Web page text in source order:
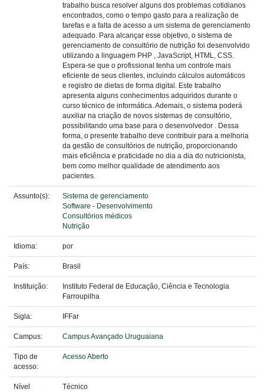
trabalho busca resolver alguns dos problemas cotidianos
encontrados, como o tempo gasto para a realização de
tarefas e a falta de acesso a um sistema de gerenciamento
adequado. Para alcançar esse objetivo, o sistema de
gerenciamento de consultório de nutrição foi desenvolvido
utilizando a linguagem PHP , JavaScript, HTML, CSS.
Espera-se que o profissional tenha um controle mais
eficiente de seus clientes, incluindo cálculos automáticos
e registro de dietas de forma digital. Este trabalho
apresenta alguns conhecimentos adquiridos durante o
curso técnico de informática. Ademais, o sistema poderá
auxiliar na criação de novos sistemas de consultório,
possibilitando uma base para o desenvolvedor . Dessa
forma, o presente trabalho deve contribuir para a melhoria
da gestão de consultórios de nutrição, proporcionando
mais eficiência e praticidade no dia a dia do nutricionista,
bem como melhor qualidade de atendimento aos
pacientes.
Assunto(s):
Sistema de gerenciamento
Software - Desenvolvimento
Consultórios médicos
Nutrição
Idioma: por
País: Brasil
Instituição:
Instituto Federal de Educação, Ciência e Tecnologia
Farroupilha
Sigla: IFFar
Campus: Campus Avançado Uruguaiana
Tipo de
acesso:
Acesso Aberto
Nível
Técnico